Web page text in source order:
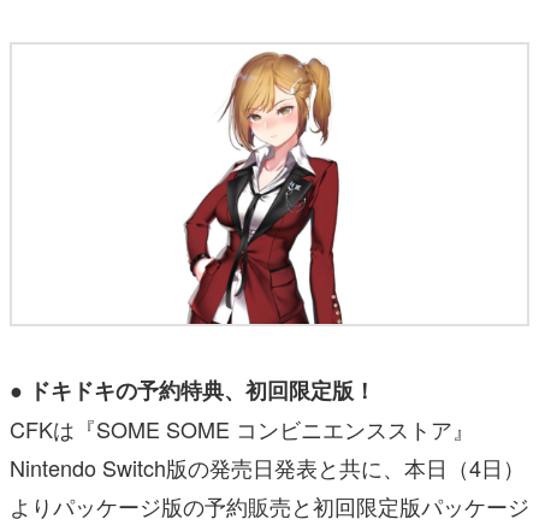
● ドキドキの予約特典、初回限定版！
CFKは『SOME SOME コンビニエンスストア』
Nintendo Switch版の発売日発表と共に、本日（4日）
よりパッケージ版の予約販売と初回限定版パッケージ